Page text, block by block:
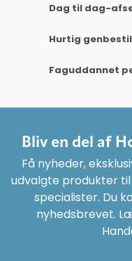
Dag til dag-
Hurtig
Faguddannet
Bliv en del af
Få nyheder,
udvalgte produkter
specialister. Du
nyhedsbrevet.